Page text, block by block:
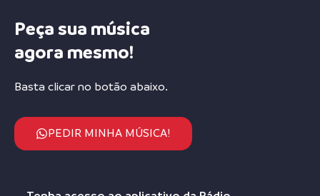
Peça sua música
agora mesmo!
Basta clicar no botão abaixo.
PEDIR MINHA MÚSICA!